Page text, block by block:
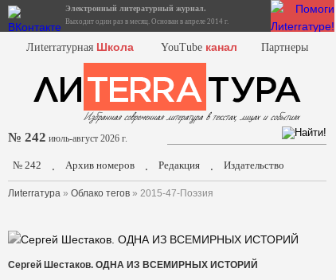
Электронный литературный журнал.
Выходит один раз в месяц. Основан в апреле 2014 г.
Лиterraтурная Школа YouTube канал Партнеры
№ 242 июль-август 2026 г.
№ 242 . Архив номеров . Редакция . Издательство
Лиterraтура » Облако тегов » 2015-47-Поэзия
Сергей Шестаков. ОДНА ИЗ ВСЕМИРНЫХ ИСТОРИЙ